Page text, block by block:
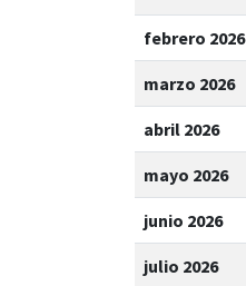
febrero 2026
marzo 2026
abril 2026
mayo 2026
junio 2026
julio 2026